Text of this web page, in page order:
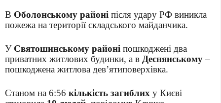
В Оболонському районі після удару РФ виникла
пожежа на території складського майданчика.
У Святошинському районі пошкоджені два
приватних житлових будинки, а в Деснянському–
пошкоджена житлова дев’ятиповерхівка.
Станом на 6:56 кількість загиблих у Києві